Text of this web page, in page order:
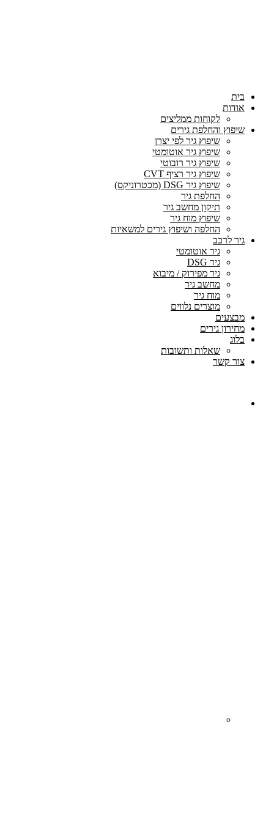
בית
אודות
לקוחות ממליצים
שיפוץ והחלפת גירים
שיפוץ גיר לפי יצרן
שיפוץ גיר אוטומטי
שיפוץ גיר רובוטי
שיפוץ גיר רציף CVT
שיפוץ גיר DSG (מכטרוניקס)
החלפת גיר
תיקון מחשב גיר
שיפוץ מוח גיר
החלפה ושיפוץ גירים למשאיות
גיר לרכב
גיר אוטומטי
גיר DSG
גיר מפירוק / מיבוא
מחשב גיר
מוח גיר
מוצרים נלווים
מבצעים
מחירון גירים
בלוג
שאלות ותשובות
צור קשר